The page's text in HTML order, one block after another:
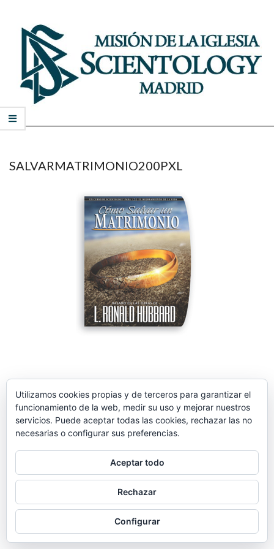
content
MISIÓN
SCIENTOLOGY
MADRID
Secondary
Menu
SALVARMATRIMONIO200PXL
01-
14
Utilizamos cookies propias y de terceros para garantizar el
funcionamiento de la web, medir su uso y mejorar nuestros
servicios. Puede aceptar todas las cookies, rechazar las no
necesarias o configurar sus preferencias.
Aceptar todo
Rechazar
Configurar